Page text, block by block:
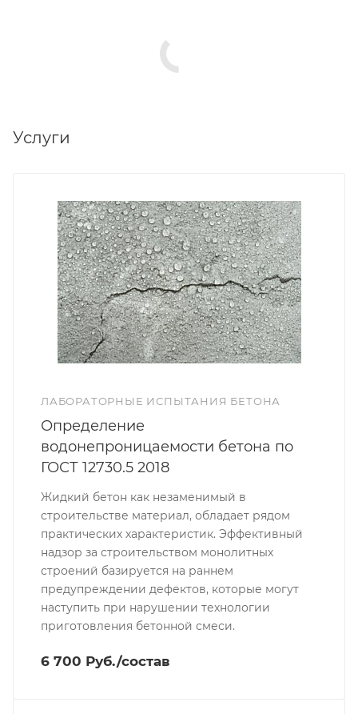
Услуги
ЛАБОРАТОРНЫЕ ИСПЫТАНИЯ БЕТОНА
Определение
водонепроницаемости бетона по
ГОСТ 12730.5 2018
Жидкий бетон как незаменимый в
строительстве материал, обладает рядом
практических характеристик. Эффективный
надзор за строительством монолитных
строений базируется на раннем
предупреждении дефектов, которые могут
наступить при нарушении технологии
приготовления бетонной смеси.
6 700 Руб./состав